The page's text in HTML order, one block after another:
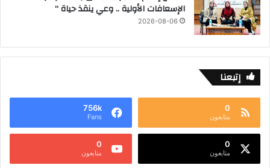
الإسعافات الأولية .. وعي ينقذ حياة “
2026-08-06
إتبعنا
0
متابعون
756k
Fans
0
متابعون
0
متابعون